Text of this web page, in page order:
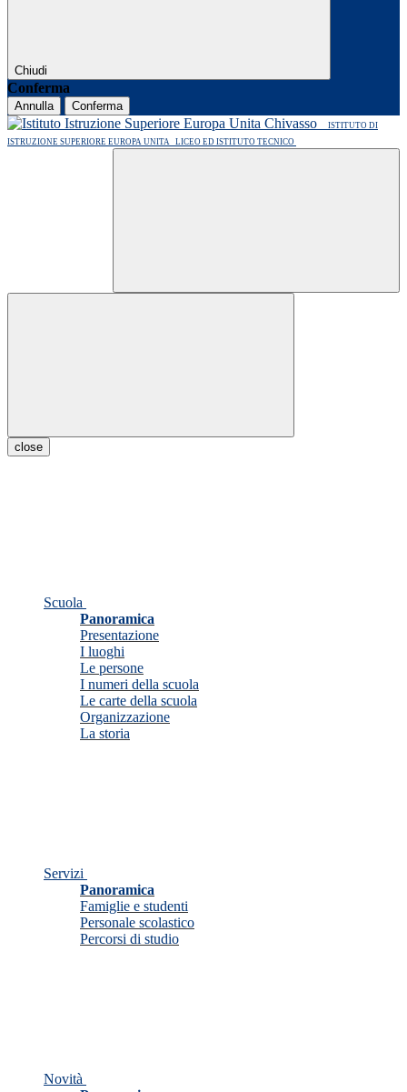
Chiudi
Conferma
Annulla Conferma
ISTITUTO DI
ISTRUZIONE SUPERIORE EUROPA UNITA LICEO ED ISTITUTO TECNICO
close
Scuola
Panoramica
Presentazione
I luoghi
Le persone
I numeri della scuola
Le carte della scuola
Organizzazione
La storia
Servizi
Panoramica
Famiglie e studenti
Personale scolastico
Percorsi di studio
Novità